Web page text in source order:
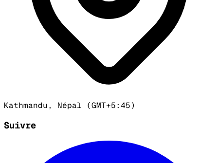
Kathmandu, Népal (GMT+5:45)
Suivre